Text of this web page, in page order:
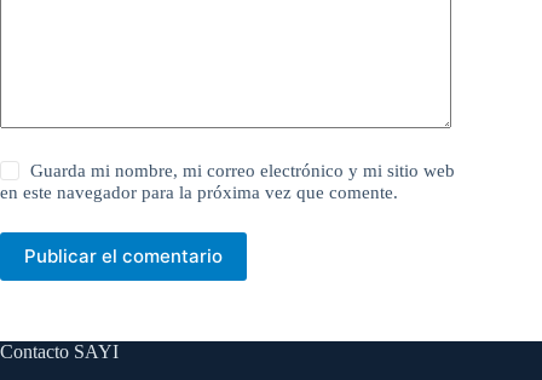
Guarda mi nombre, mi correo electrónico y mi sitio web
en este navegador para la próxima vez que comente.
Publicar el comentario
Contacto SAYI